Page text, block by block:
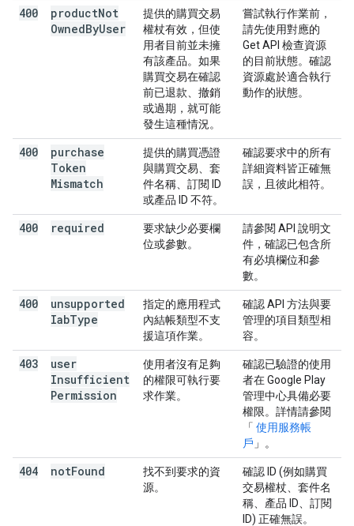
400 productNot
OwnedByUser
提供的購買交易
權杖有效，但使
用者目前並未擁
有該產品。如果
購買交易在確認
前已退款、撤銷
或過期，就可能
發生這種情況。
嘗試執行作業前，
請先使用對應的
Get API 檢查資源
的目前狀態。確認
資源處於適合執行
動作的狀態。
400
purchase
Token
Mismatch
提供的購買憑證
與購買交易、套
件名稱、訂閱 ID
或產品 ID 不符。
確認要求中的所有
詳細資料皆正確無
誤，且彼此相符。
400 required
要求缺少必要欄
位或參數。
請參閱 API 說明文
件，確認已包含所
有必填欄位和參
數。
400
unsupported
IabType
指定的應用程式
內結帳類型不支
援這項作業。
確認 API 方法與要
管理的項目類型相
容。
403
user
Insufficient
Permission
使用者沒有足夠
的權限可執行要
求作業。
確認已驗證的使用
者在 Google Play
管理中心具備必要
權限。詳情請參閱
「 使用服務帳
戶 」。
404 notFound
找不到要求的資
源。
確認 ID (例如購買
交易權杖、套件名
稱、產品 ID、訂閱
ID) 正確無誤。